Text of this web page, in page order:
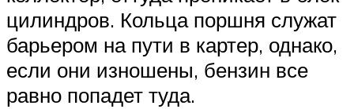
цилиндров. Кольца поршня служат
барьером на пути в картер, однако,
если они изношены, бензин все
равно попадет туда.